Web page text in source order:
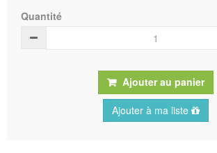
Quantité
Ajouter au panier
Ajouter à ma liste